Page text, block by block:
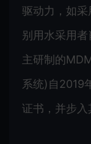
驱动力，如
别用水采用
主研制的
系统)自2019
证书，并步入